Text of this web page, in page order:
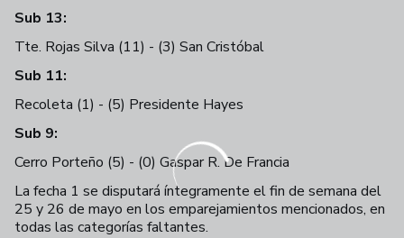
Sub 13:
Tte. Rojas Silva (11) - (3) San Cristóbal
Sub 11:
Recoleta (1) - (5) Presidente Hayes
Sub 9:
Cerro Porteño (5) - (0) Gaspar R. De Francia
La fecha 1 se disputará íntegramente el fin de semana del
25 y 26 de mayo en los emparejamientos mencionados, en
todas las categorías faltantes.